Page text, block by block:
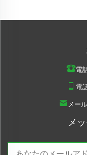
電
電
メー
メ